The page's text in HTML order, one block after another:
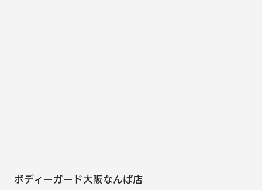
ボディーガード大阪なんば店